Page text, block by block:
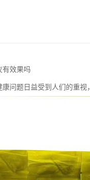
有效果吗
问题日益受到人们的重